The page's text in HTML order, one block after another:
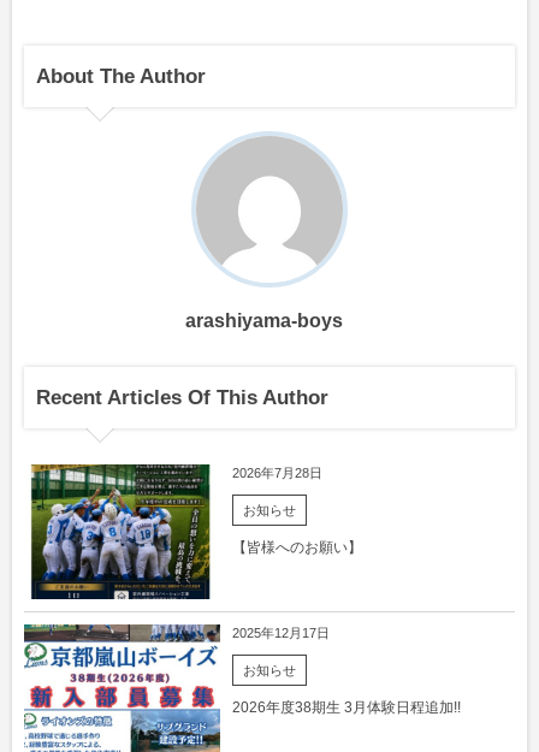
About The Author
arashiyama-boys
Recent Articles Of This Author
2026年7月28日
お知らせ
【皆様へのお願い】
2025年12月17日
お知らせ
2026年度38期生 3月体験日程追加!!